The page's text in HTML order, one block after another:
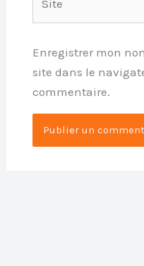
Enregistrer mon
site dans le
commentaire.